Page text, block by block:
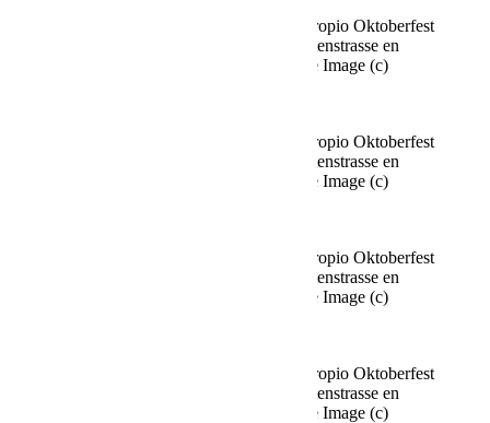
Fine Time Business Club celebra su propio Oktoberfest
en el Käfer Stammhaus en Prinzregentenstrasse en
Múnich el 02.10.2025 Agencia People Image (c)
Fine Time Business Club celebra su propio Oktoberfest
en el Käfer Stammhaus en Prinzregentenstrasse en
Múnich el 02.10.2025 Agencia People Image (c)
Fine Time Business Club celebra su propio Oktoberfest
en el Käfer Stammhaus en Prinzregentenstrasse en
Múnich el 02.10.2025 Agencia People Image (c)
Fine Time Business Club celebra su propio Oktoberfest
en el Käfer Stammhaus en Prinzregentenstrasse en
Múnich el 02.10.2025 Agencia People Image (c)